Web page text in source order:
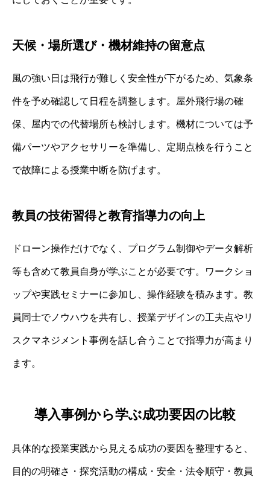
天候・場所選び・機材維持の留意点
風の強い日は飛行が難しく安全性が下がるため、気象条
件を予め確認して日程を調整します。屋外飛行場の確
保、屋内での代替場所も検討します。機材については予
備パーツやアクセサリーを準備し、定期点検を行うこと
で故障による授業中断を防げます。
教員の技術習得と教育指導力の向上
ドローン操作だけでなく、プログラム制御やデータ解析
等も含めて教員自身が学ぶことが必要です。ワークショ
ップや実践セミナーに参加し、操作経験を積みます。教
員同士でノウハウを共有し、授業デザインの工夫点やリ
スクマネジメント事例を話し合うことで指導力が高まり
ます。
導入事例から学ぶ成功要因の比較
具体的な授業実践から見える成功の要因を整理すると、
目的の明確さ・探究活動の構成・安全・法令順守・教員